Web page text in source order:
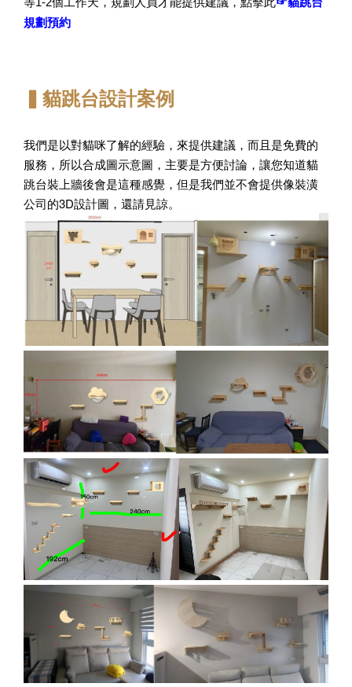
規劃預約
▍貓跳台設計案例
我們是以對貓咪了解的經驗，來提供建議，而且是免費的
服務，所以合成圖示意圖，主要是方便討論，讓您知道貓
跳台裝上牆後會是這種感覺，但是我們並不會提供像裝潢
公司的3D設計圖，還請見諒。